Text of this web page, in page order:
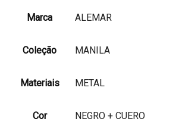
Marca ALEMAR
Coleção MANILA
Materiais METAL
Cor NEGRO + CUERO